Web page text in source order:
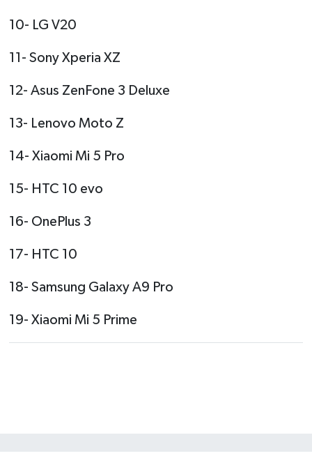
10- LG V20
11- Sony Xperia XZ
12- Asus ZenFone 3 Deluxe
13- Lenovo Moto Z
14- Xiaomi Mi 5 Pro
15- HTC 10 evo
16- OnePlus 3
17- HTC 10
18- Samsung Galaxy A9 Pro
19- Xiaomi Mi 5 Prime